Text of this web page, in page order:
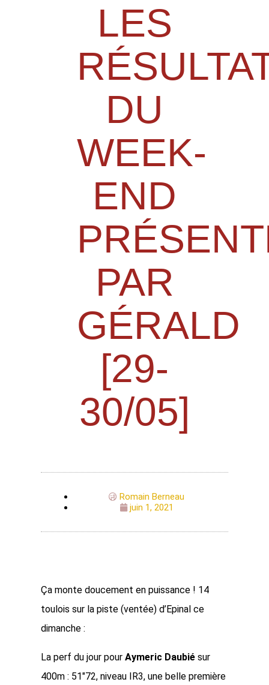
LES
DU
WEEK-
END
PAR
GÉRALD
[29-
30/05]
Romain Berneau
juin 1, 2021
Ça monte doucement en puissance ! 14
toulois sur la piste (ventée) d’Epinal ce
dimanche :
La perf du jour pour Aymeric Daubié sur
400m : 51″72, niveau IR3, une belle première